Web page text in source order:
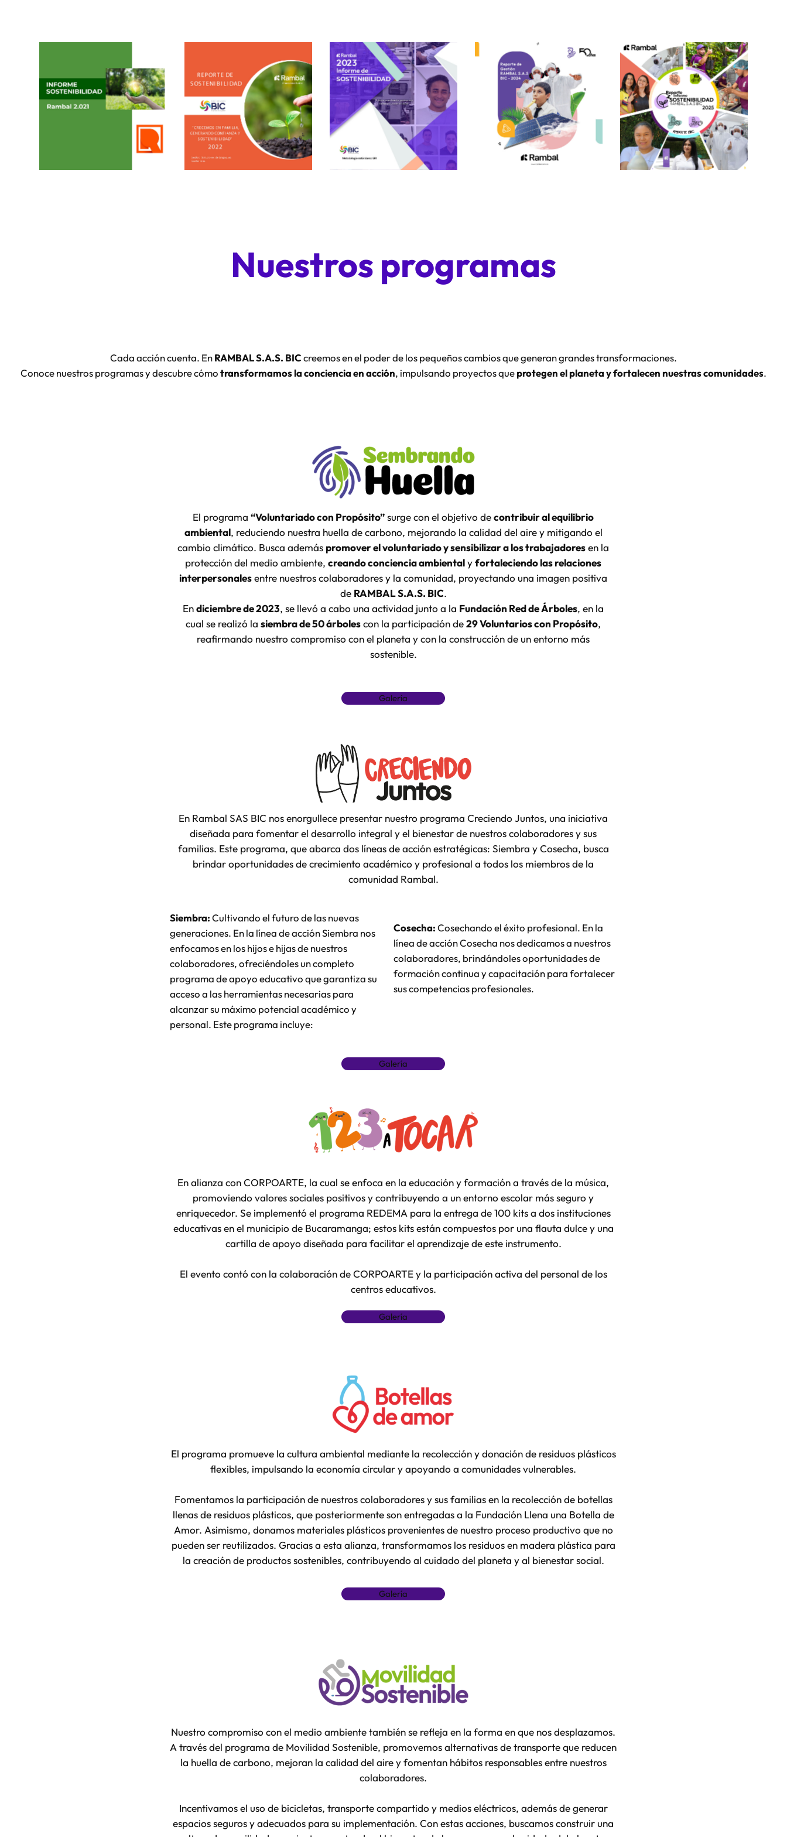
Informe Sostenibilidad
2021
Informe Sostenibilidad
2022
Informe Sostenibilidad
2023
Informe Sostenibilidad
2024
Informe Sostenibilidad
2025
Nuestros programas
Cada acción cuenta. EnRAMBAL S.A.S. BICcreemos en el poder de los pequeños cambios que generan grandes transformaciones.
Conoce nuestros programas y descubre cómotransformamos la conciencia en acción, impulsando proyectos queprotegen el planeta y fortalecen nuestras comunidades.
El programa“Voluntariado con Propósito”surge con el objetivo decontribuir al equilibrio
ambiental, reduciendo nuestra huella de carbono, mejorando la calidad del aire y mitigando el
cambio climático. Busca además promover el voluntariado y sensibilizar a los trabajadoresen la
protección del medio ambiente,creando conciencia ambientalyfortaleciendo las relaciones
interpersonalesentre nuestros colaboradores y la comunidad, proyectando una imagen positiva
de RAMBAL S.A.S. BIC.
Endiciembre de 2023, se llevó a cabo una actividad junto a la Fundación Red de Árboles, en la
cual se realizó lasiembra de 50 árbolescon la participación de29 Voluntarios con Propósito,
reafirmando nuestro compromiso con el planeta y con la construcción de un entorno más
sostenible.
Galería
En Rambal SAS BIC nos enorgullece presentar nuestro programa Creciendo Juntos, una iniciativa
diseñada para fomentar el desarrollo integral y el bienestar de nuestros colaboradores y sus
familias. Este programa, que abarca dos líneas de acción estratégicas: Siembra y Cosecha, busca
brindar oportunidades de crecimiento académico y profesional a todos los miembros de la
comunidad Rambal.
Siembra:Cultivando el futuro de las nuevas
generaciones. En la línea de acción Siembra nos
enfocamos en los hijos e hijas de nuestros
colaboradores, ofreciéndoles un completo
programa de apoyo educativo que garantiza su
acceso a las herramientas necesarias para
alcanzar su máximo potencial académico y
personal. Este programa incluye:
Cosecha:Cosechando el éxito profesional. En la
línea de acción Cosecha nos dedicamos a nuestros
colaboradores, brindándoles oportunidades de
formación continua y capacitación para fortalecer
sus competencias profesionales.
Galería
En alianza con CORPOARTE, la cual se enfoca en la educación y formación a través de la música,
promoviendo valores sociales positivos y contribuyendo a un entorno escolar más seguro y
enriquecedor. Se implementó el programa REDEMA para la entrega de 100 kits a dos instituciones
educativas en el municipio de Bucaramanga; estos kits están compuestos por una flauta dulce y una
cartilla de apoyo diseñada para facilitar el aprendizaje de este instrumento.
El evento contó con la colaboración de CORPOARTE y la participación activa del personal de los
centros educativos.
Galería
El programa promueve la cultura ambiental mediante la recolección y donación de residuos plásticos
flexibles, impulsando la economía circular y apoyando a comunidades vulnerables.
Fomentamos la participación de nuestros colaboradores y sus familias en la recolección de botellas
llenas de residuos plásticos, que posteriormente son entregadas a la Fundación Llena una Botella de
Amor. Asimismo, donamos materiales plásticos provenientes de nuestro proceso productivo que no
pueden ser reutilizados. Gracias a esta alianza, transformamos los residuos en madera plástica para
la creación de productos sostenibles, contribuyendo al cuidado del planeta y al bienestar social.
Galería
Nuestro compromiso con el medio ambiente también se refleja en la forma en que nos desplazamos.
A través del programa de Movilidad Sostenible, promovemos alternativas de transporte que reducen
la huella de carbono, mejoran la calidad del aire y fomentan hábitos responsables entre nuestros
colaboradores.
Incentivamos el uso de bicicletas, transporte compartido y medios eléctricos, además de generar
espacios seguros y adecuados para su implementación. Con estas acciones, buscamos construir una